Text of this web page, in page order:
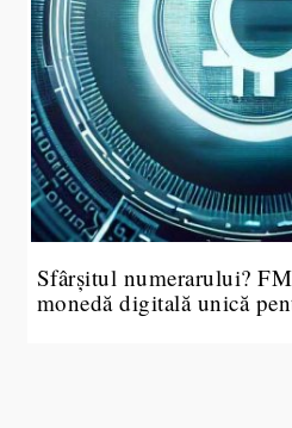
Sfârșitul numerarului?
monedă digitală unică